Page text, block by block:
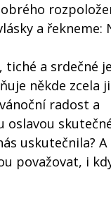
a řekneme:
tiché a srdečné
někde zcela
radost a
oslavou
uskutečnila?
považovat, i